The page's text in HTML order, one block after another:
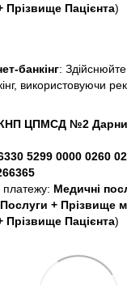
Прізвище Пацієнта)
банкінг:
використовуючи
ЦПМСД №2
5299 0000 0260
Медичні
+ Прізвище
Прізвище Пацієнта)